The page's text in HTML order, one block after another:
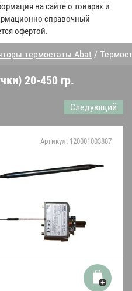
на сайте о товарах и
справочный
офертой.
термостаты Abat /
20-450 гр.
Следующий
Артикул: 120001003887